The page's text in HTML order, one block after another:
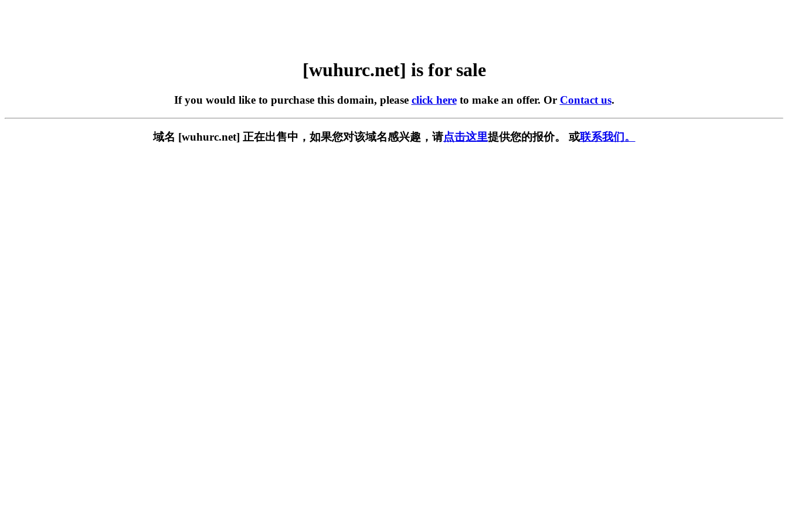
[wuhurc.net] is for sale
If you would like to purchase this domain, please click hereto make an offer. Or Contact us.
域名 [wuhurc.net] 正在出售中，如果您对该域名感兴趣，请点击这里提供您的报价。 或联系我们。